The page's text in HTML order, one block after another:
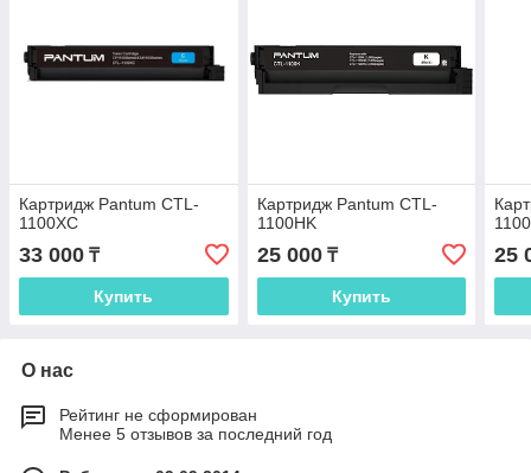
Картридж Pantum CTL-
1100XC
33 000 ₸
Купить
Картридж Pantum CTL-
1100HK
25 000₸
Купить
25
О нас
Рейтинг не сформирован
Менее 5 отзывов за последний год